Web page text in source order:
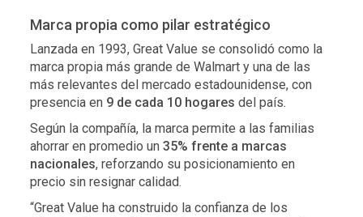
Marca propia como pilar estratégico
Lanzada en 1993, Great Value se consolidó como la
marca propia más grande de Walmart y una de las
más relevantes del mercado estadounidense, con
presencia en 9 de cada 10 hogares del país.
Según la compañía, la marca permite a las familias
ahorrar en promedio un35% frente a marcas
nacionales, reforzando su posicionamiento en
precio sin resignar calidad.
“Great Value ha construido la confianza de los